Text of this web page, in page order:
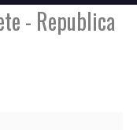
- Republica